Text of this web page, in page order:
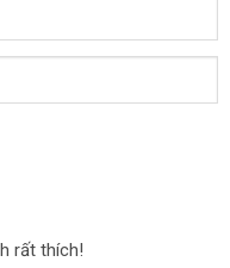
rất thích!